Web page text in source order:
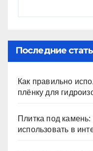
Последние
Как правильно
плёнку для
Плитка под камень:
использовать в